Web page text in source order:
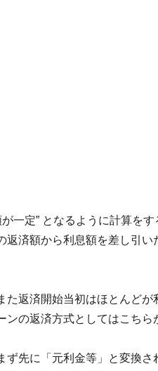
一定” となるように計算を
済額から利息額を差し引い
返済開始当初はほとんどが
の返済方式としてはこちら
先に「元利金等」と変換さ